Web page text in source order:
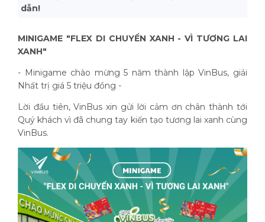
dẫn!
MINIGAME "FLEX DI CHUYỂN XANH - VÌ TƯƠNG LAI
XANH"
- Minigame chào mừng 5 năm thành lập VinBus, giải
Nhất trị giá 5 triệu đồng -
Lời đầu tiên, VinBus xin gửi lời cảm ơn chân thành tới
Quý khách vì đã chung tay kiến tạo tương lai xanh cùng
VinBus.